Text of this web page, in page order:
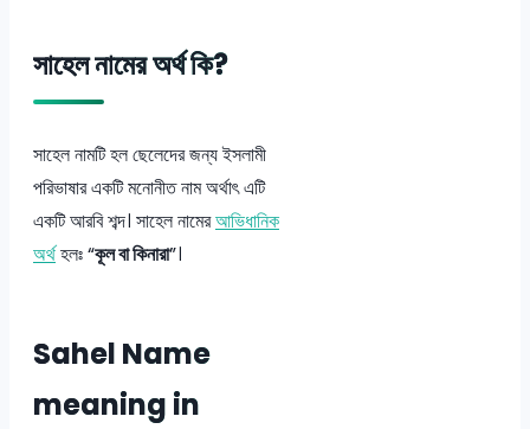
সাহেল নামের অর্থ কি?
সাহেল নামটি হল ছেলেদের জন্য ইসলামী
পরিভাষার একটি মনোনীত নাম অর্থাৎ এটি
একটি আরবি শব্দ। সাহেল নামেরআভিধানিক
অর্থহলঃ “কূল বা কিনারা”।
Sahel Name
meaning in